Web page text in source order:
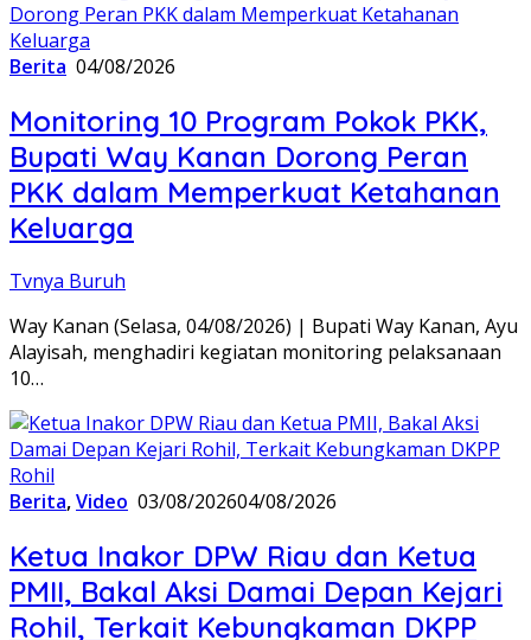
Berita 04/08/2026
Monitoring 10 Program Pokok PKK,
Bupati Way Kanan Dorong Peran
PKK dalam Memperkuat Ketahanan
Keluarga
Tvnya Buruh
Way Kanan (Selasa, 04/08/2026) | Bupati Way Kanan, Ayu
Alayisah, menghadiri kegiatan monitoring pelaksanaan
10…
Berita,Video 03/08/202604/08/2026
Ketua Inakor DPW Riau dan Ketua
PMII, Bakal Aksi Damai Depan Kejari
Rohil, Terkait Kebungkaman DKPP